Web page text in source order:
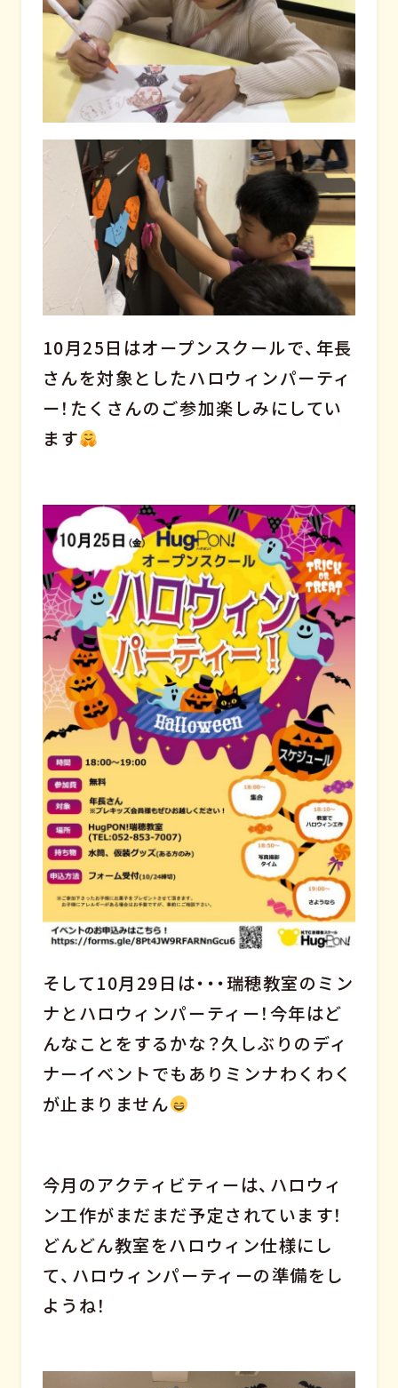
10月25日はオープンスクールで、年長
さんを対象としたハロウィンパーティ
ー！たくさんのご参加楽しみにしてい
ます
そして10月29日は・・・瑞穂教室のミン
ナとハロウィンパーティー！今年はど
んなことをするかな？久しぶりのディ
ナーイベントでもありミンナわくわく
が止まりません
今月のアクティビティーは、ハロウィ
ン工作がまだまだ予定されています！
どんどん教室をハロウィン仕様にし
て、ハロウィンパーティーの準備をし
ようね！